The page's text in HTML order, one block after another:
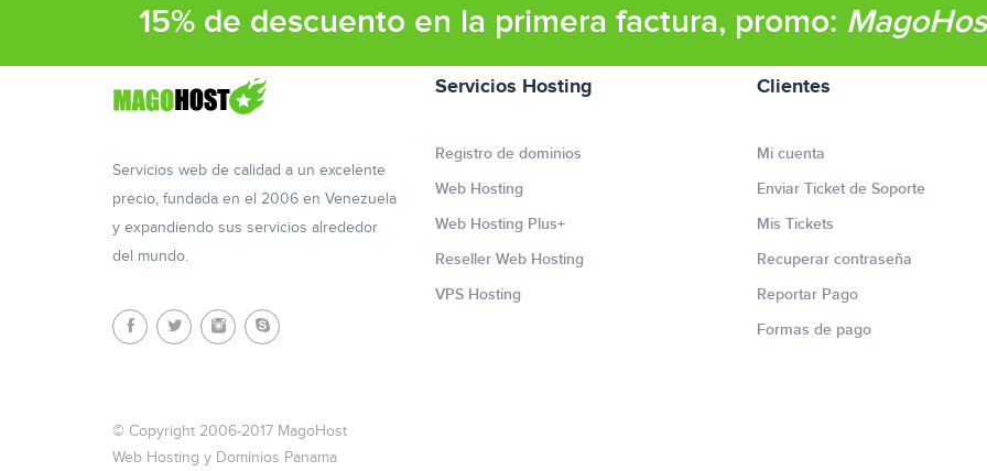
15% de descuento en la primera factura, promo:
Servicios web de calidad a un excelente
precio, fundada en el 2006 en Venezuela
y expandiendo sus servicios alrededor
del mundo.
Servicios Hosting
Registro de dominios
Web Hosting
Web Hosting Plus+
Reseller Web Hosting
VPS Hosting
Clientes
Mi cuenta
Enviar Ticket de Soporte
Mis Tickets
Recuperar contraseña
Reportar Pago
Formas de pago
© Copyright 2006-2017 MagoHost
Web Hosting y Dominios Panama